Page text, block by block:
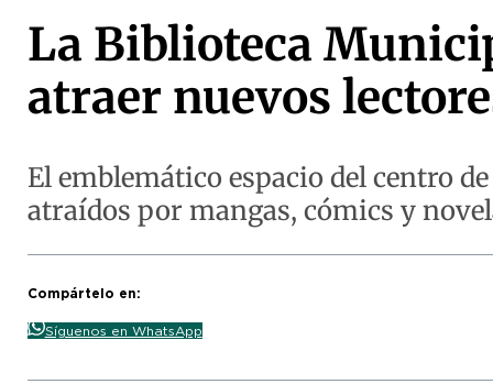
La Biblioteca
atraer nuevos
El emblemático espacio del centro
atraídos por mangas, cómics y
Compártelo en:
Síguenos en WhatsApp